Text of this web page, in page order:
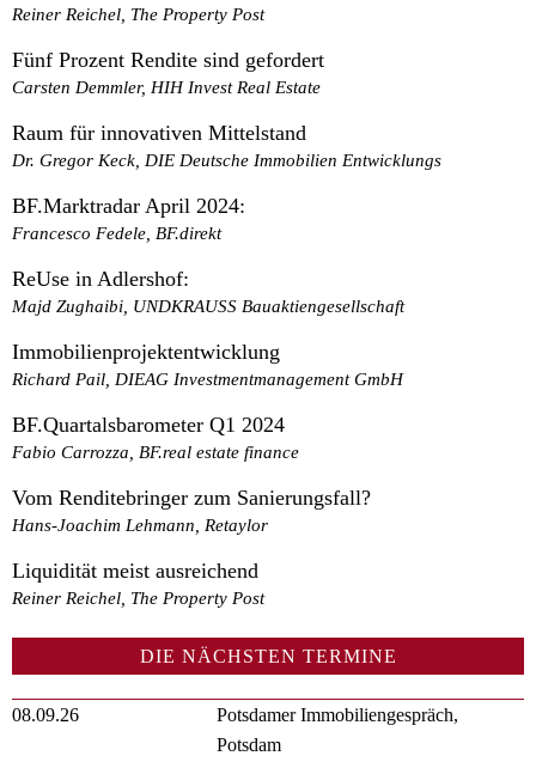
Reiner Reichel, The Property Post
Fünf Prozent Rendite sind gefordert
Carsten Demmler, HIH Invest Real Estate
Raum für innovativen Mittelstand
Dr. Gregor Keck, DIE Deutsche Immobilien Entwicklungs
BF.Marktradar April 2024:
Francesco Fedele, BF.direkt
ReUse in Adlershof:
Majd Zughaibi, UNDKRAUSS Bauaktiengesellschaft
Immobilienprojektentwicklung
Richard Pail, DIEAG Investmentmanagement GmbH
BF.Quartalsbarometer Q1 2024
Fabio Carrozza, BF.real estate finance
Vom Renditebringer zum Sanierungsfall?
Hans-Joachim Lehmann, Retaylor
Liquidität meist ausreichend
Reiner Reichel, The Property Post
DIE NÄCHSTEN TERMINE
08.09.26
Potsdamer Immobiliengespräch,
Potsdam